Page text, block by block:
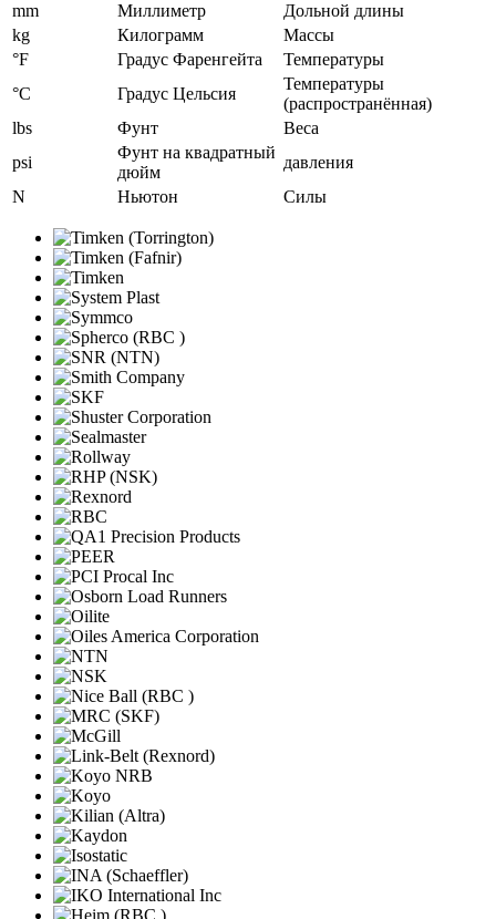
mm
Миллиметр
Дольной длины
kg
Килограмм
Массы
°F
Градус Фаренгейта
Температуры
°C
Градус Цельсия
Температуры
(распространённая)
lbs
Фунт
Веса
psi
Фунт на квадратный
дюйм
давления
N
Ньютон Силы